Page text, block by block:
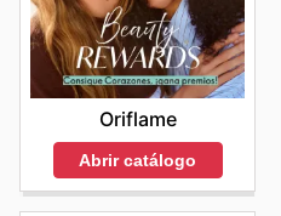
Oriflame
Abrir catálogo